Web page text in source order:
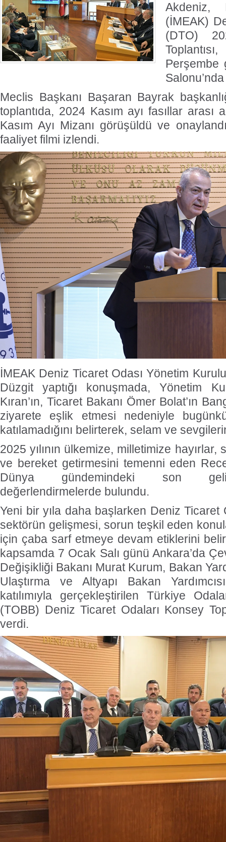
Akdeniz,
(İMEAK)
(DTO)
Perşembe
Salonu’nda
Meclis Başkanı Başaran Bayrak
toplantıda, 2024 Kasım ayı fasıllar arası
Kasım Ayı Mizanı görüşüldü ve
faaliyet filmi izlendi.
İMEAK Deniz Ticaret Odası Yönetim
Düzgit yaptığı konuşmada, Yönetim
Kıran’ın, Ticaret Bakanı Ömer Bolat’ın
ziyarete eşlik etmesi nedeniyle
katılamadığını belirterek, selam ve
2025 yılının ülkemize, milletimize
ve bereket getirmesini temenni eden
Dünya gündemindeki son
değerlendirmelerde bulundu.
Yeni bir yıla daha başlarken Deniz Ticaret
sektörün gelişmesi, sorun teşkil eden
için çaba sarf etmeye devam etiklerini
kapsamda 7 Ocak Salı günü Ankara’da
Değişikliği Bakanı Murat Kurum, Bakan
Ulaştırma ve Altyapı Bakan
katılımıyla gerçekleştirilen Türkiye
(TOBB) Deniz Ticaret Odaları Konsey
verdi.